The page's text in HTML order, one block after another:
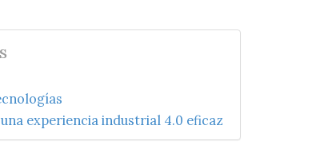
experiencia industrial 4.0 eficaz